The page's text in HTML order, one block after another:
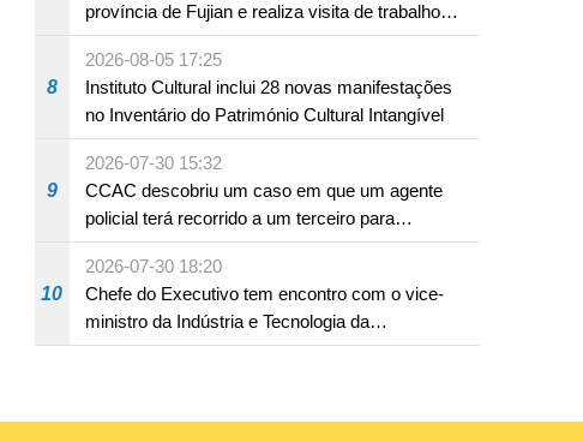
província de Fujian e realiza visita de trabalho
em Fuzhou
8
2026-08-05 17:25
Instituto Cultural inclui 28 novas manifestações
no Inventário do Património Cultural Intangível
9
2026-07-30 15:32
CCAC descobriu um caso em que um agente
policial terá recorrido a um terceiro para
assumir por si a culpa na sequência de uma
infracção rodoviária
10
2026-07-30 18:20
Chefe do Executivo tem encontro com o vice-
ministro da Indústria e Tecnologia da
Informação